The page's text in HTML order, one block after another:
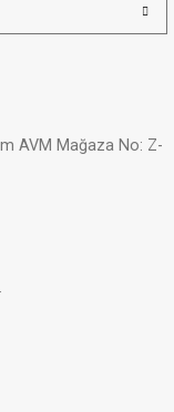
AVM Mağaza No: Z-